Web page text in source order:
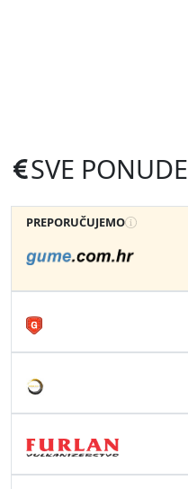
SVE PONUDE
PREPORUČUJEMO